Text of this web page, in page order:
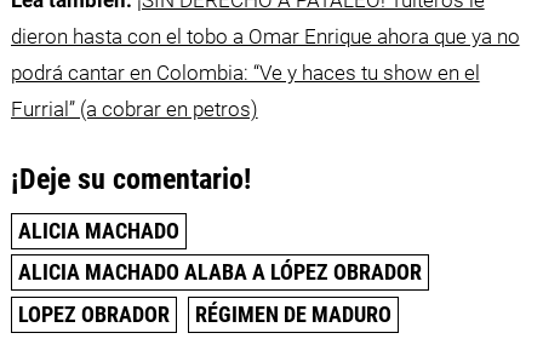
dieron hasta con el tobo a Omar Enrique ahora que ya no
podrá cantar en Colombia: “Ve y haces tu show en el
Furrial” (a cobrar en petros)
¡Deje su comentario!
ALICIA MACHADO
ALICIA MACHADO ALABA A LÓPEZ OBRADOR
LOPEZ OBRADOR
RÉGIMEN DE MADURO